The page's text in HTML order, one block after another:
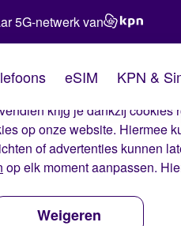
Simyo
website. Met deze cookies
krijg je dankzij cookies
op onze website. Hiermee
of advertenties kunnen
op elk moment aanpassen.
Weigeren
5G-netwerk van
eSIM KPN &